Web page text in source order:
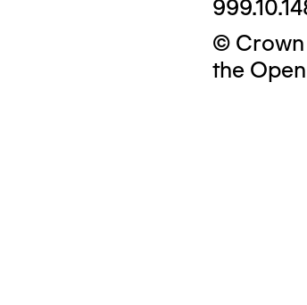
© Crown
the